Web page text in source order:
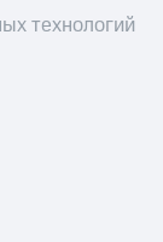
технологий